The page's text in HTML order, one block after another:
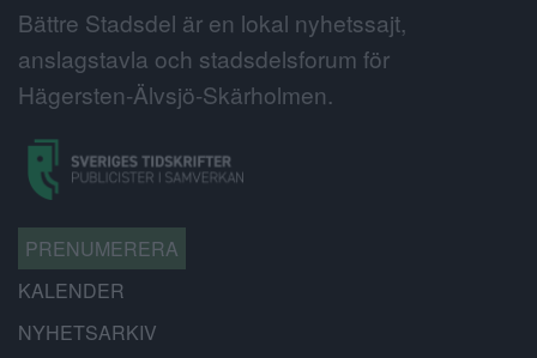
Bättre Stadsdel är en lokal nyhetssajt,
anslagstavla och stadsdelsforum för
Hägersten-Älvsjö-Skärholmen.
PRENUMERERA
KALENDER
NYHETSARKIV